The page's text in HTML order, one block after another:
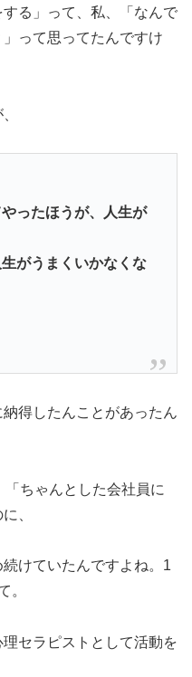
る」って、私、「なんで
って思ってたんですけ
ったほうが、人生が
がうまくいかなくな
得したんことがあったん
ちゃんとした会社員に
、
けていたんですよね。1
。
セラピストとして活動を